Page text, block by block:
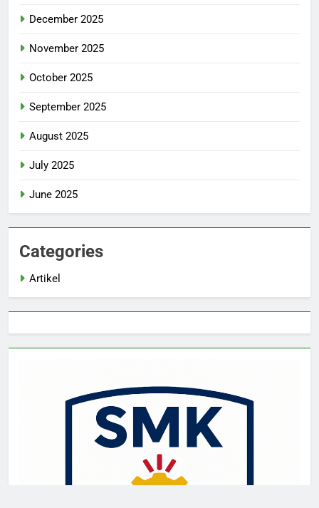
December 2025
November 2025
October 2025
September 2025
August 2025
July 2025
June 2025
Categories
Artikel